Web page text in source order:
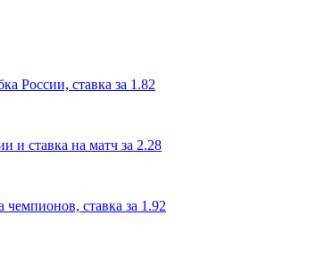
России, ставка за 1.82
и ставка на матч за 2.28
ставка за 1.92